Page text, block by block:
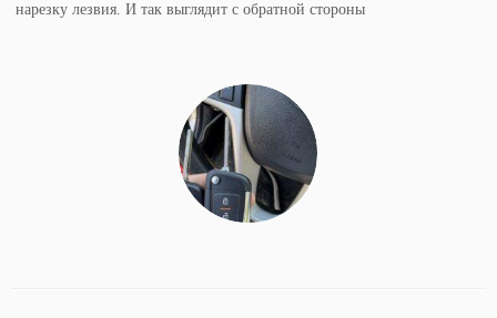
нарезку лезвия. И так выглядит с обратной стороны